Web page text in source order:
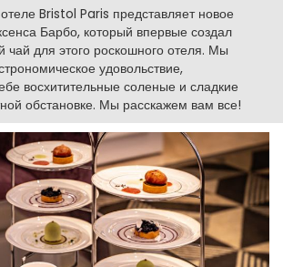
Bristol Paris представляет новое
Барбо, который впервые создал
чай для этого роскошного отеля. Мы
удовольствие,
восхитительные соленые и сладкие
обстановке. Мы расскажем вам все!